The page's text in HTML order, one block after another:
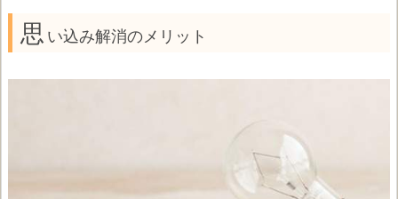
思 い込み解消のメリット